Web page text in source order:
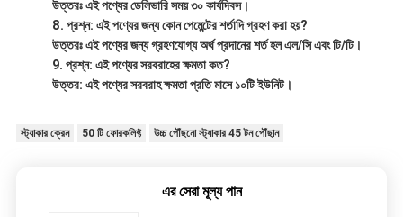
উত্তরঃ এই পণ্যের ডেলিভারি সময় ৩০ কার্যদিবস।
প্রশ্ন: এই পণ্যের জন্য কোন পেমেন্টের শর্তাদি গ্রহণ করা হয়?
উত্তরঃ এই পণ্যের জন্য গ্রহণযোগ্য অর্থ প্রদানের শর্ত হল এল/সি এবং টি/টি।
প্রশ্ন: এই পণ্যের সরবরাহের ক্ষমতা কত?
উত্তর: এই পণ্যের সরবরাহ ক্ষমতা প্রতি মাসে ১০টি ইউনিট।
স্ট্যাকার ক্রেন 50 টি ফোরকলিফ্ট উচ্চ পৌঁছনো স্ট্যাকার 45 টন পৌঁছান
এর সেরা মূল্য পান